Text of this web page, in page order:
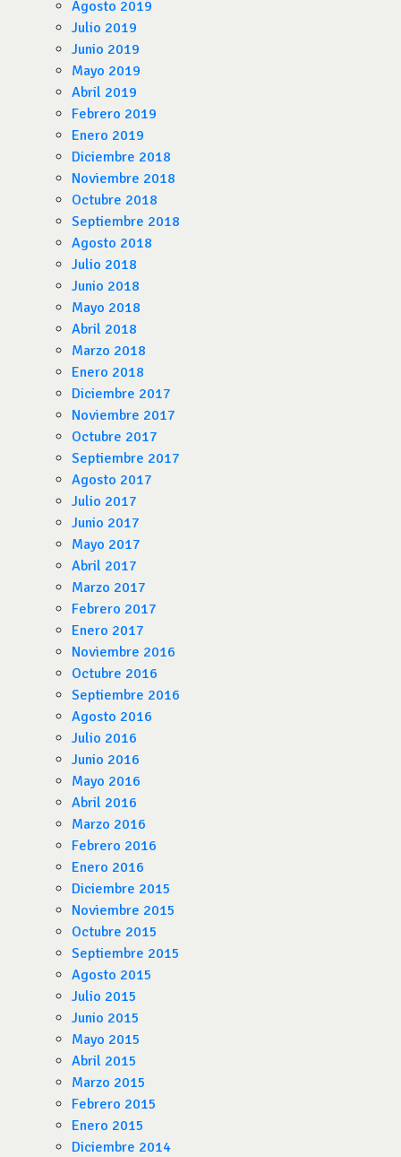
Agosto 2019
Julio 2019
Junio 2019
Mayo 2019
Abril 2019
Febrero 2019
Enero 2019
Diciembre 2018
Noviembre 2018
Octubre 2018
Septiembre 2018
Agosto 2018
Julio 2018
Junio 2018
Mayo 2018
Abril 2018
Marzo 2018
Enero 2018
Diciembre 2017
Noviembre 2017
Octubre 2017
Septiembre 2017
Agosto 2017
Julio 2017
Junio 2017
Mayo 2017
Abril 2017
Marzo 2017
Febrero 2017
Enero 2017
Noviembre 2016
Octubre 2016
Septiembre 2016
Agosto 2016
Julio 2016
Junio 2016
Mayo 2016
Abril 2016
Marzo 2016
Febrero 2016
Enero 2016
Diciembre 2015
Noviembre 2015
Octubre 2015
Septiembre 2015
Agosto 2015
Julio 2015
Junio 2015
Mayo 2015
Abril 2015
Marzo 2015
Febrero 2015
Enero 2015
Diciembre 2014